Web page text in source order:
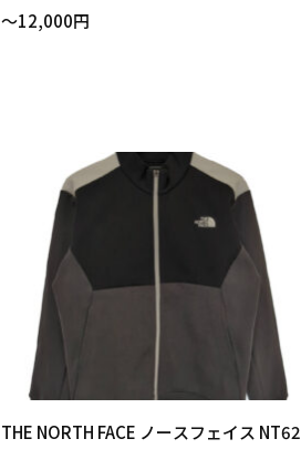
ラックデニム Sサイズ 買い取りました！
～12,000円
THE NORTH FACE ノースフェイス NT62